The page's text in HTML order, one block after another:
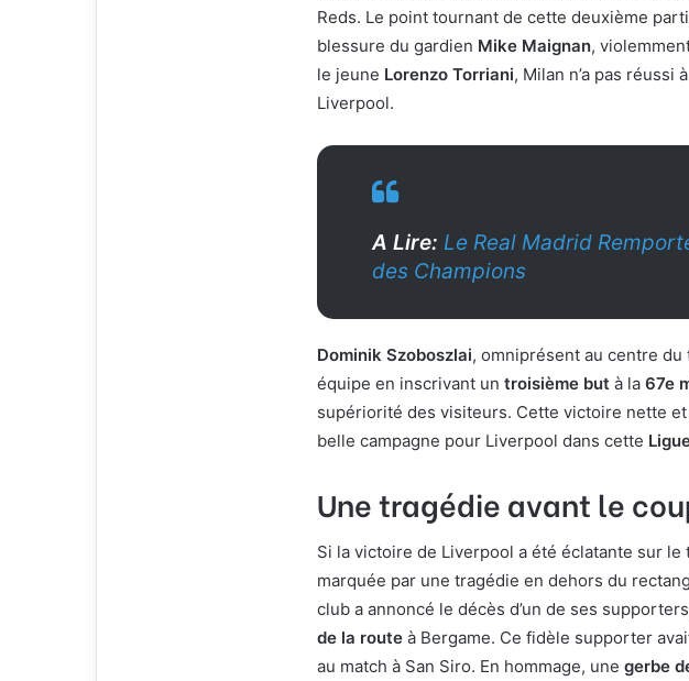
Reds. Le point tournant de cette deuxième
blessure du gardien Mike Maignan,
le jeune Lorenzo Torriani, Milan n’a pas
Liverpool.
A Lire: Le Real Madrid
des Champions
Dominik Szoboszlai, omniprésent au centre
équipe en inscrivant un troisième but à la 67e
supériorité des visiteurs. Cette victoire nette
belle campagne pour Liverpool dans cette
Une tragédie avant le
Si la victoire de Liverpool a été éclatante sur
marquée par une tragédie en dehors du
club a annoncé le décès d’un de ses
de la route à Bergame. Ce fidèle supporter
au match à San Siro. En hommage, une gerbe